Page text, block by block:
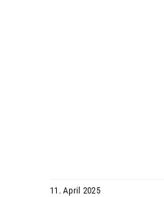
11. April 2025